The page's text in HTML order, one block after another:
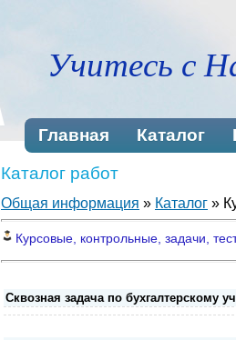
Учитесь с
Главная Каталог
Каталог работ
Общая информация » Каталог »
Курсовые, контрольные, задачи,
Сквозная задача по бухгалтерскому